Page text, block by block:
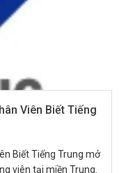
Viên Biết Tiếng
Biết Tiếng Trung mở
viên tại miền Trung.